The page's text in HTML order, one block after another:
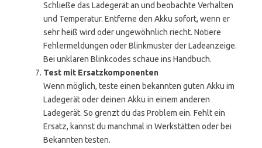
Schließe das Ladegerät an und beobachte Verhalten
und Temperatur. Entferne den Akku sofort, wenn er
sehr heiß wird oder ungewöhnlich riecht. Notiere
Fehlermeldungen oder Blinkmuster der Ladeanzeige.
Bei unklaren Blinkcodes schaue ins Handbuch.
Test mit Ersatzkomponenten
Wenn möglich, teste einen bekannten guten Akku im
Ladegerät oder deinen Akku in einem anderen
Ladegerät. So grenzt du das Problem ein. Fehlt ein
Ersatz, kannst du manchmal in Werkstätten oder bei
Bekannten testen.